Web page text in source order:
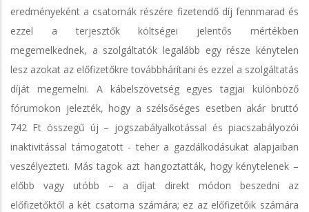
eredményeként a csatornák részére fizetendő díj fennmarad és
ezzel a terjesztők költségei jelentős mértékben
megemelkednek, a szolgáltatók legalább egy része kénytelen
lesz azokat az előfizetőkre továbbhárítani és ezzel a szolgáltatás
díját megemelni. A kábelszövetség egyes tagjai különböző
fórumokon jelezték, hogy a szélsőséges esetben akár bruttó
742 Ft összegű új – jogszabályalkotással és piacszabályozói
inaktivitással támogatott - teher a gazdálkodásukat alapjaiban
veszélyezteti. Más tagok azt hangoztatták, hogy kénytelenek –
előbb vagy utóbb – a díjat direkt módon beszedni az
előfizetőktől a két csatorna számára; ez az előfizetőik számára